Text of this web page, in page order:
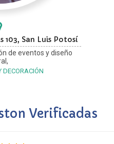
103, San Luis Potosí
de eventos y diseño
DECORACIÓN
Verificadas